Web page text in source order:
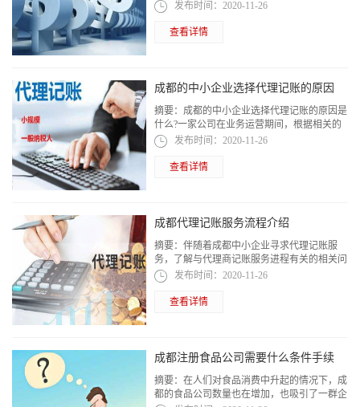
企业家的重要性也很重要。接下来，本文将提
供成都注册餐饮公司的流程和费用的具体描...
发布时间： 2020-11-26
查看详情
成都的中小企业选择代理记账的原因
摘要： 成都的中小企业选择代理记账的原因是
什么?一家公司在业务运营期间，根据相关的
国家政策，需要进行票据税。这也是主要的中
小型公司的情况。与此同时，随着近年来...
发布时间：2020-11-26
查看详情
成都代理记账服务流程介绍
摘要：伴随着成都中小企业寻求代理记账服
务，了解与代理商记账服务进程有关的相关问
题也大家附加和重视。那么小编就来讲解成都
发布时间：2020-11-26
查看详情
成都注册食品公司需要什么条件手续
摘要：在人们对食品消费中升起的情况下，成
都的食品公司数量也在增加，也吸引了一群企